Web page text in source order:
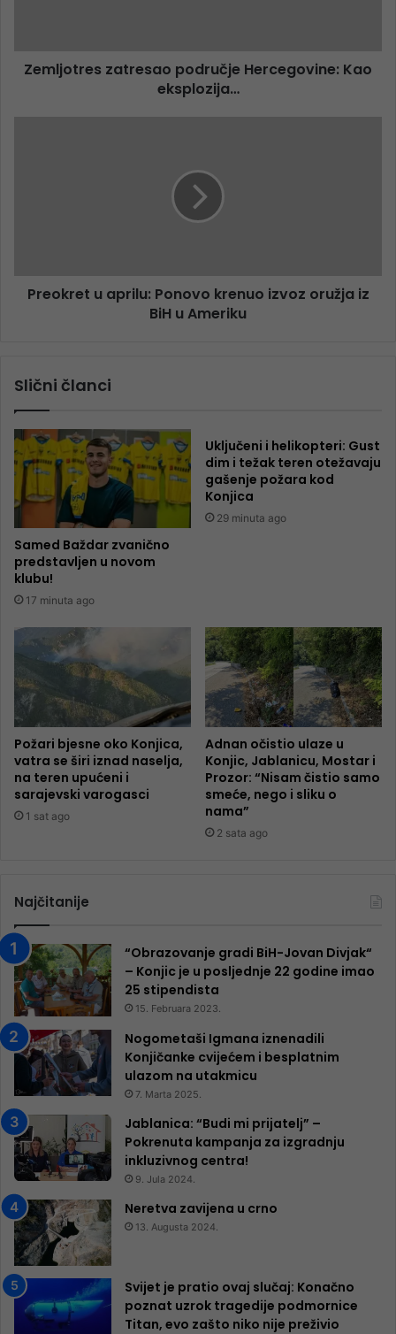
Zemljotres zatresao područje Hercegovine: Kao
eksplozija…
Preokret u aprilu: Ponovo krenuo izvoz oružja iz
BiH u Ameriku
Slični članci
Samed Baždar zvanično
predstavljen u novom
klubu!
17 minuta ago
Uključeni i helikopteri: Gust
dim i težak teren otežavaju
gašenje požara kod
Konjica
29 minuta ago
Požari bjesne oko Konjica,
vatra se širi iznad naselja,
na teren upućeni i
sarajevski varogasci
1 sat ago
Adnan očistio ulaze u
Konjic, Jablanicu, Mostar i
Prozor: “Nisam čistio samo
smeće, nego i sliku o
nama”
2 sata ago
Najčitanije
“Obrazovanje gradi BiH-Jovan Divjak“
– Konjic je u posljednje 22 godine imao
25 ​​stipendista
15. Februara 2023.
Nogometaši Igmana iznenadili
Konjičanke cvijećem i besplatnim
ulazom na utakmicu
7. Marta 2025.
Jablanica: “Budi mi prijatelj” –
Pokrenuta kampanja za izgradnju
inkluzivnog centra!
9. Jula 2024.
Neretva zavijena u crno
13. Augusta 2024.
Svijet je pratio ovaj slučaj: Konačno
poznat uzrok tragedije podmornice
Titan, evo zašto niko nije preživio